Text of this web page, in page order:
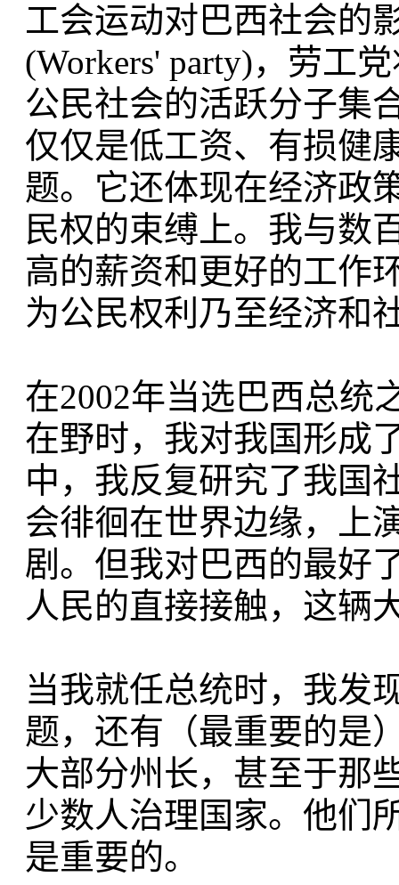
工会运动对巴西社会的
(Workers' party)，劳工
公民社会的活跃分子集
仅仅是低工资、有损健
题。它还体现在经济政
民权的束缚上。我与数
高的薪资和更好的工作
为公民权利乃至经济和
在2002年当选巴西总统
在野时，我对我国形成
中，我反复研究了我国
会徘徊在世界边缘，上
剧。但我对巴西的最好
人民的直接接触，这辆
当我就任总统时，我发
题，还有（最重要的是
大部分州长，甚至于那
少数人治理国家。他们
是重要的。